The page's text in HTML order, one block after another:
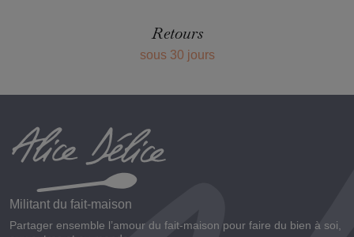
Retours
sous 30 jours
Militant du fait-maison
Partager ensemble l’amour du fait-maison pour faire du bien à soi,